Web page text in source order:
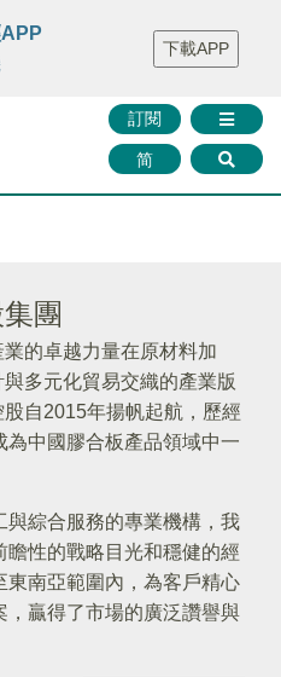
FINMETA 財華證券 媒體矩陣
智庫沙龍
聯絡我們
訂閱
简
下載APP
團
的卓越力量在原材料加
多元化貿易交織的產業版
股自2015年揚帆起航，歷經
中國膠合板產品領域中一
綜合服務的專業機構，我
性的戰略目光和穩健的經
南亞範圍內，為客戶精心
贏得了市場的廣泛讚譽與